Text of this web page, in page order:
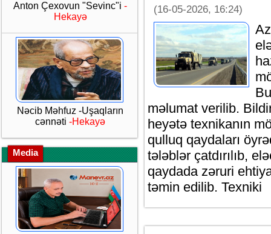
Anton Çexovun "Sevinc"i -
Hekayə
Nəcib Məhfuz -Uşaqların
cənnəti -Hekayə
Media
(16-05-2026, 16:24)
məlumat verilib.
heyətə texnikanın
qulluq qaydaları
tələblər çatdırılıb,
qaydada zəruri
təmin edilib. Texniki